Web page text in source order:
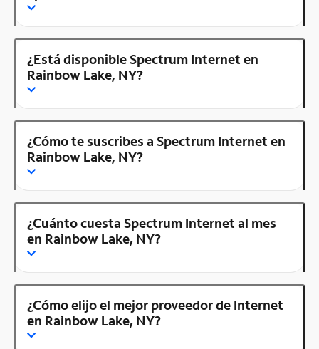
¿Está disponible Spectrum Internet en
Rainbow Lake, NY?
¿Cómo te suscribes a Spectrum Internet en
Rainbow Lake, NY?
¿Cuánto cuesta Spectrum Internet al mes
en Rainbow Lake, NY?
¿Cómo elijo el mejor proveedor de Internet
en Rainbow Lake, NY?